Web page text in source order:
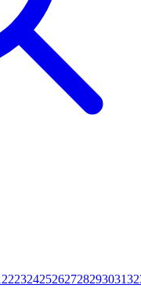
2223242526272829303132